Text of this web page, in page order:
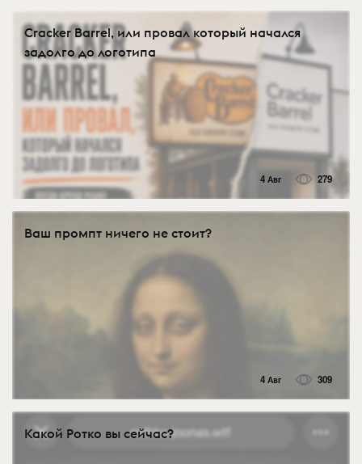
Cracker Barrel, или провал который начался
задолго до логотипа
4 Авг 279
Ваш промпт ничего не стоит?
4 Авг 309
Какой Ротко вы сейчас?